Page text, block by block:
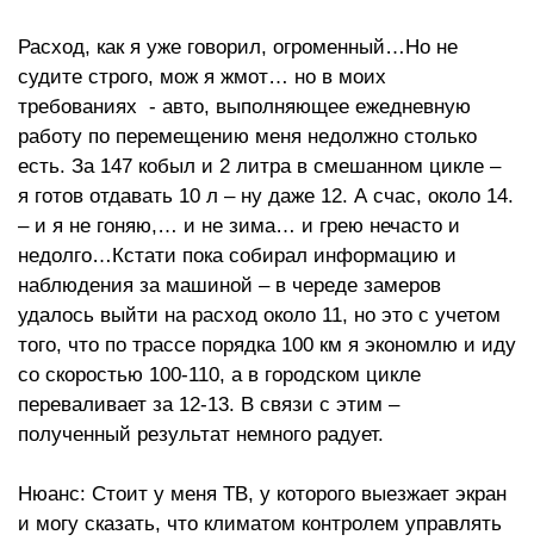
Расход, как я уже говорил, огроменный…Но не
судите строго, мож я жмот… но в моих
требованиях - авто, выполняющее ежедневную
работу по перемещению меня недолжно столько
есть. За 147 кобыл и 2 литра в смешанном цикле –
я готов отдавать 10 л – ну даже 12. А счас, около 14.
– и я не гоняю,… и не зима… и грею нечасто и
недолго…Кстати пока собирал информацию и
наблюдения за машиной – в череде замеров
удалось выйти на расход около 11, но это с учетом
того, что по трассе порядка 100 км я экономлю и иду
со скоростью 100-110, а в городском цикле
переваливает за 12-13. В связи с этим –
полученный результат немного радует.
Нюанс: Стоит у меня ТВ, у которого выезжает экран
и могу сказать, что климатом контролем управлять